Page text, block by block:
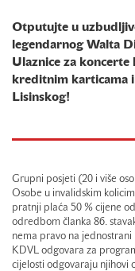
Otputujte u
legendarnog Walta
Ulaznice za
kreditnim karticama
Lisinskog!
Grupni posjeti (20 i više
Osobe u invalidskim
pratnji plaća 50 % cijene
odredbom članka 86.
nema pravo na
KDVL odgovara za
cijelosti odgovaraju njihovi